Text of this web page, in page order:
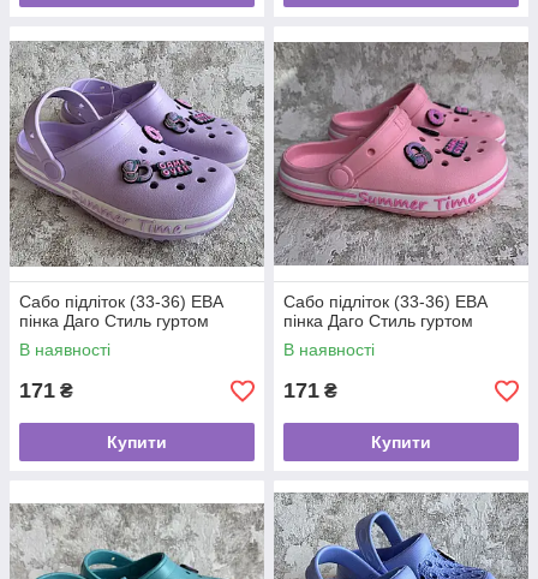
Сабо підліток (33-36) ЕВА
пінка Даго Стиль гуртом
В наявності
171 ₴
Купити
Сабо підліток (33-36) ЕВА
пінка Даго Стиль гуртом
В наявності
171 ₴
Купити